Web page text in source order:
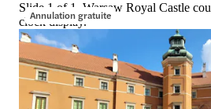
Annulation gratuite
Slide 1 of 1, Warsaw Royal Castle
clock display.